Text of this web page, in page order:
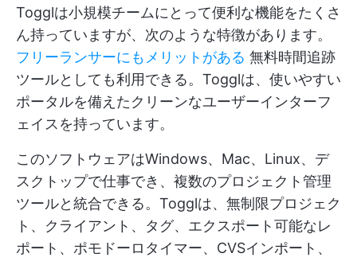
Togglは小規模チームにとって便利な機能をたくさ
ん持っていますが、次のような特徴があります。
フリーランサーにもメリットがある 無料時間追跡
ツールとしても利用できる。Togglは、使いやすい
ポータルを備えたクリーンなユーザーインターフ
ェイスを持っています。
このソフトウェアはWindows、Mac、Linux、デ
スクトップで仕事でき、複数のプロジェクト管理
ツールと統合できる。Togglは、無制限プロジェク
ト、クライアント、タグ、エクスポート可能なレ
ポート、ポモドーロタイマー、CVSインポート、